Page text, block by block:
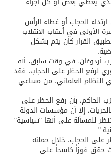
الحجاب أو غطاء الرأس
الأولى في أعقاب الانقلاب
1980، غير أن تطبيق القرار كان يتم بشكل
أردوغان، في وقت سابق، أنه
لرفع الحظر على الحجاب، فقد
النظام العلماني، من مساعي
الحاكم، بأن رفع الحظر على
إلا أن مؤسسات الدولة
للمسألة على أنها "سياسية"
على الحجاب، خلال حملته
حقق فوزاً كاسحاً على